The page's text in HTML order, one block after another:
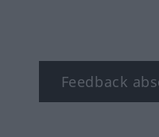
Feedback